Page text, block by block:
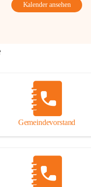
Kalender ansehen
Gemeindevorstand